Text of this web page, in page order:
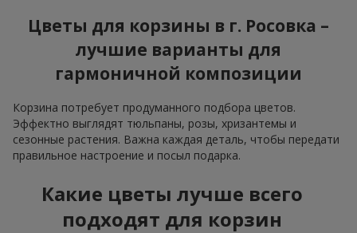
Цветы для корзины в г. Росовка –
лучшие варианты для
гармоничной композиции
Корзина потребует продуманного подбора цветов.
Эффектно выглядят тюльпаны, розы, хризантемы и
сезонные растения. Важна каждая деталь, чтобы передати
правильное настроение и посыл подарка.
Какие цветы лучше всего
подходят для корзин